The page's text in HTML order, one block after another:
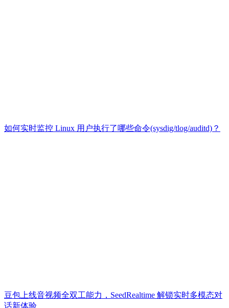
如何实时监控 Linux 用户执行了哪些命令(sysdig/tlog/auditd)？
豆包上线音视频全双工能力，SeedRealtime 解锁实时多模态对
话新体验